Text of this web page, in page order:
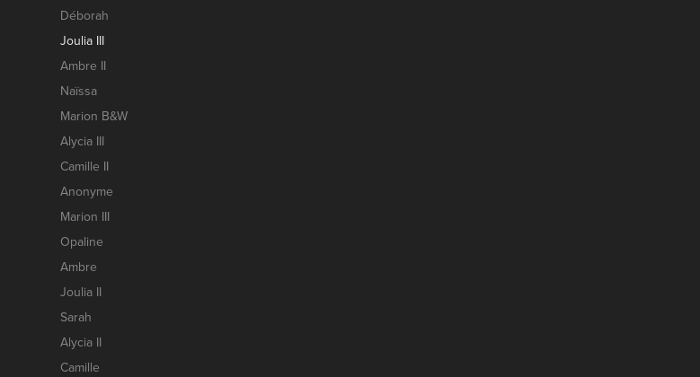
Déborah
Joulia III
Ambre II
Naïssa
Marion B&W
Alycia III
Camille II
Anonyme
Marion III
Opaline
Ambre
Joulia II
Sarah
Alycia II
Camille